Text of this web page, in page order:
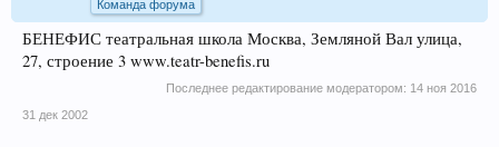
Команда форума
БЕНЕФИС театральная школа Москва, Земляной Вал улица,
27, строение 3 www.teatr-benefis.ru
Последнее редактирование модератором: 14 ноя 2016
31 дек 2002